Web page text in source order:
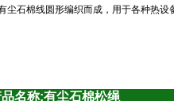
尘石棉线圆形编织而成，用于各种热设
名称:有尘石棉松绳